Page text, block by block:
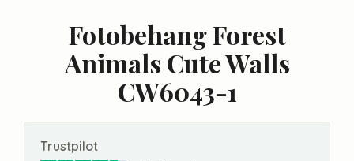
Fotobehang Forest
Animals Cute Walls
CW6043-1
Trustpilot